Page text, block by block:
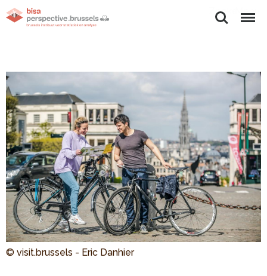
ZoekenMenu
© visit.brussels - Eric Danhier